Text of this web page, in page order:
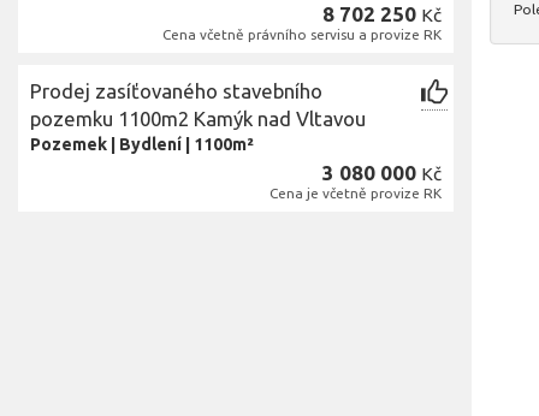
8 702 250 Kč
Cena včetně právního servisu a provize RK
Prodej zasíťovaného stavebního
pozemku 1100m2 Kamýk nad Vltavou
Pozemek Bydlení 1100m²
3 080 000 Kč
Cena je včetně provize RK